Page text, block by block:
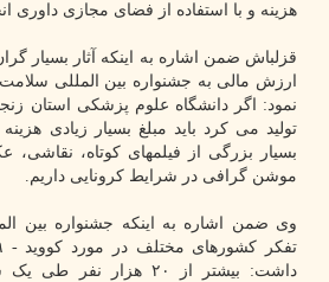
هزینه و با استفاده از فضای مجازی داوری
قزلباش ضمن اشاره به اینکه آثار بسیار
ارزش مالی به جشنواره بین المللی
نمود: اگر دانشگاه علوم پزشکی استان
تولید می کرد باید مبلغ بسیار زیادی
بسیار بزرگی از فیلمهای کوتاه، نقاشی،
موشن گرافی در شرایط کرونایی داریم.
وی ضمن اشاره به اینکه جشنواره بین
داشت: بیشتر از ۲۰ هزار